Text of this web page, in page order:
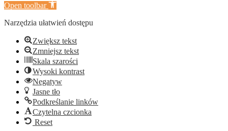
Open toolbar
Narzędzia ułatwień dostępu
Zwiększ tekst
Zmniejsz tekst
Skala szarości
Wysoki kontrast
Negatyw
Jasne tło
Podkreślanie linków
Czytelna czcionka
Reset